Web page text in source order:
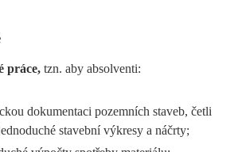
práce, tzn. aby absolventi:
dokumentaci pozemních staveb, četli
stavební výkresy a náčrty;